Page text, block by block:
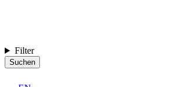
Filter
Suchen